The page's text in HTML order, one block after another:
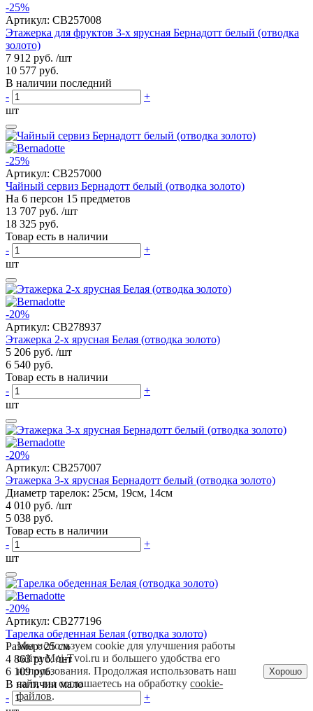
-25%
Артикул: CB257008
Этажерка для фруктов 3-х ярусная Бернадотт белый (отводка
золото)
7 912 руб. /шт
10 577 руб.
В наличии последний
-
+
шт
-25%
Артикул: CB257000
Чайный сервиз Бернадотт белый (отводка золото)
На 6 персон 15 предметов
13 707 руб. /шт
18 325 руб.
Товар есть в наличии
-
+
шт
-20%
Артикул: CB278937
Этажерка 2-х ярусная Белая (отводка золото)
5 206 руб. /шт
6 540 руб.
Товар есть в наличии
-
+
шт
-20%
Артикул: CB257007
Этажерка 3-х ярусная Бернадотт белый (отводка золото)
Диаметр тарелок: 25см, 19см, 14см
4 010 руб. /шт
5 038 руб.
Товар есть в наличии
-
+
шт
-20%
Артикул: CB277196
Тарелка обеденная Белая (отводка золото)
Размер: 25 см
4 863 руб. /шт
6 109 руб.
В наличии мало
-
+
Мы используем cookie для улучшения работы
сайта Moi-Tvoi.ru и большего удобства его
использования. Продолжая использовать наш
сайт, вы соглашаетесь на обработкуcookie-
файлов.
Хорошо